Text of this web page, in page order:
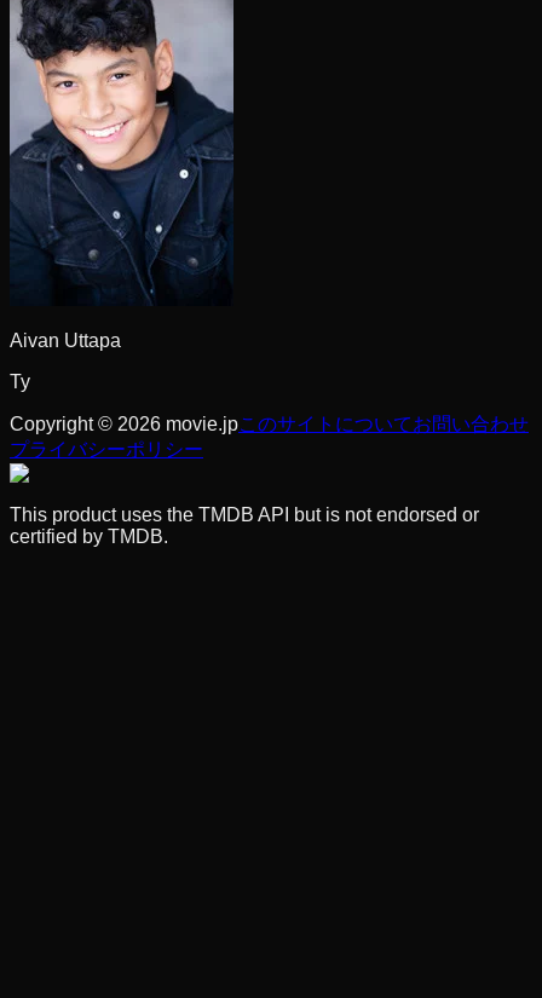
Aivan Uttapa
Ty
Copyright © 2026 movie.jpこのサイトについてお問い合わせ
プライバシーポリシー
This product uses the TMDB API but is not endorsed or
certified by TMDB.